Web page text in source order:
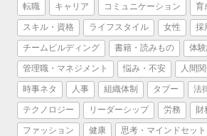
転職 キャリア コミュニケーション 育
スキル・資格 ライフスタイル 女性 採
チームビルディング 書籍・読みもの 体
管理職・マネジメント 悩み・不安 人間
時事ネタ 人事 組織体制 タブー 法
テクノロジー リーダーシップ 労務 財
ファッション 健康 思考・マインドセット